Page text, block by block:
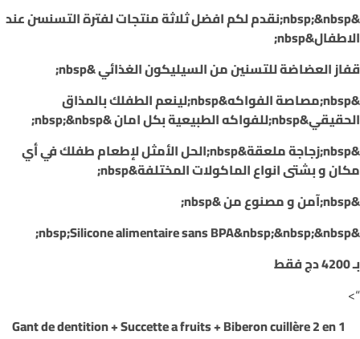
&nbsp;
&nbsp;
نقدم لكم افضل ثلاثة منتجات لفترة التسنسن عند
الاطفال&nbsp;
قفاز العضاضة للتسنين من السيليكون الغذائي &nbsp;
&nbsp;مصاصة الفواكه&nbsp;
لينعم الطفلك بالمذاق
الحقيقي&nbsp;للفواكه الطبيعية بكل امان &nbsp;&nbsp;
&nbsp;زجاجة ملعقة
&nbsp;الحل الأمثل لإطعام طفلك في أي
مكان و بشتى انواع الماكولات المختلفة&nbsp;
&nbsp;
آمن و مصنوع من&nbsp;
&nbsp;Silicone alimentaire sans BPA&nbsp;&nbsp;
&nbsp;
بـ 4200 دج فقط
“>
a fruits +Biberon cuillère 2 en 1